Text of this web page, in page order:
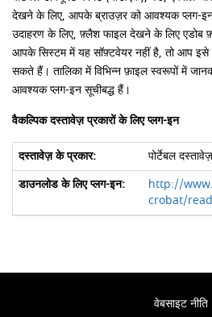
देखने के लिए, आपके ब्राउज़र को आवश्यक प्लग-
उदाहरण के लिए, फ़्लैश फाइल देखने के लिए एडोब
आपके सिस्टम में यह सॉफ़्टवेयर नहीं है, तो आप
सकते हैं। तालिका में विभिन्न फ़ाइल स्वरूपों में
आवश्यक प्लग-इन सूचीबद्ध हैं।
वैकल्पिक दस्तावेज़ प्रकारों के लिए प्लग-इन
पोर्टेबल
http://
crobat/
वेबसाइट नीति